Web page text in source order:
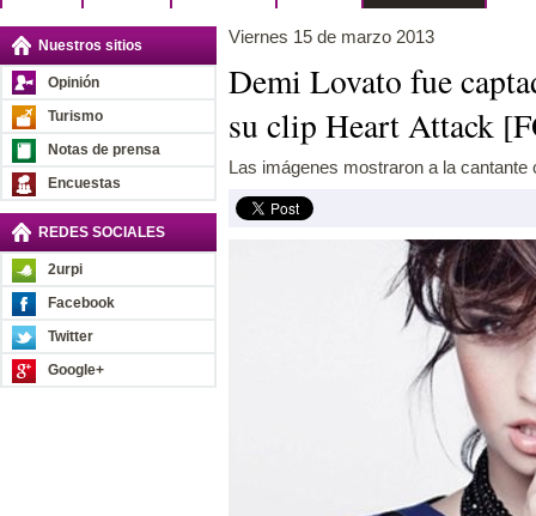
Nuestros sitios
Opinión
Turismo
Notas de prensa
Encuestas
REDES SOCIALES
2urpi
Facebook
Twitter
Google+
Viernes 15 de marzo 2013
Demi Lovato fue
su clip Heart Attack
Las imágenes mostraron a la